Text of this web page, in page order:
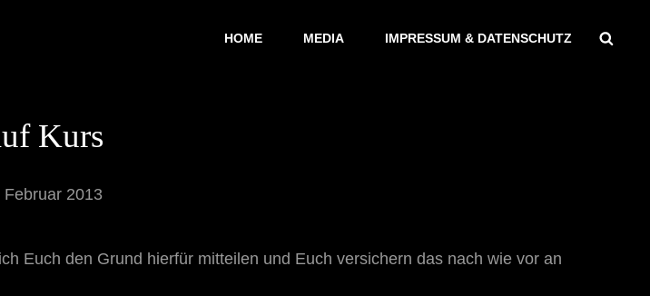
HOME MEDIA IMPRESSUM & DATENSCHUTZ
Kurs
Februar 2013
Euch den Grund hierfür mitteilen und Euch versichern das nach wie vor an